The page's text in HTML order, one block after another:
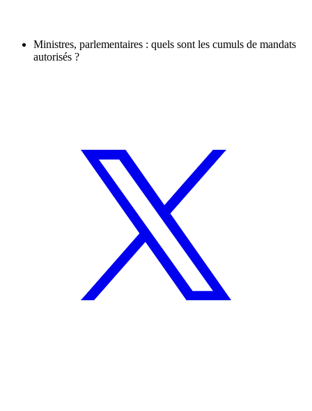
Ministres, parlementaires : quels sont les cumuls de mandats
autorisés ?